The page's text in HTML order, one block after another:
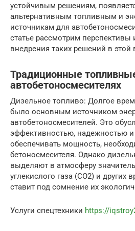
устойчивым решениям,
альтернативным топливным и
источникам для
статье рассмотрим перспективы
внедрения таких решений в этой
Традиционные
автобетоносмесителях
Дизельное топливо: Долгое
было основным источником
автобетоносмесителей. Это
эффективностью, надежностью
обеспечивать мощность,
бетоносмесителя. Однако
выделяют в атмосферу
углекислого газа (CO2) и других
ставит под сомнение их
Услуги спецтехники https://